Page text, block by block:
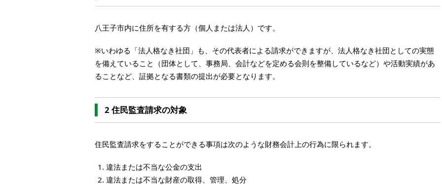
八王子市内に住所を有する方（個人または法人）です。
※いわゆる「法人格なき社団」も、その代表者による請求ができますが、法人格なき社団としての実態
を備えていること（団体として、事務局、会計などを定める会則を整備しているなど）や活動実績があ
ることなど、証拠となる書類の提出が必要となります。
2 住民監査請求の対象
住民監査請求をすることができる事項は次のような財務会計上の行為に限られます。
違法または不当な公金の支出
違法または不当な財産の取得、管理、処分